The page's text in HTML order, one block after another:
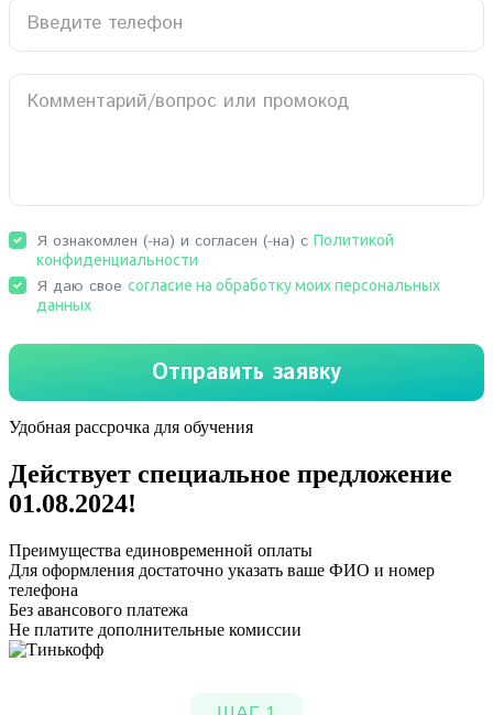
Удобная рассрочка для обучения
Действует специальное предложение
01.08.2024!
Преимущества единовременной оплаты
Для оформления достаточно указать ваше ФИО и номер
телефона
Без авансового платежа
Не платите дополнительные комиссии